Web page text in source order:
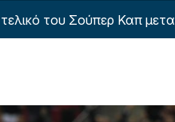
Σούπερ Καπ μεταξύ ΑΕΚ